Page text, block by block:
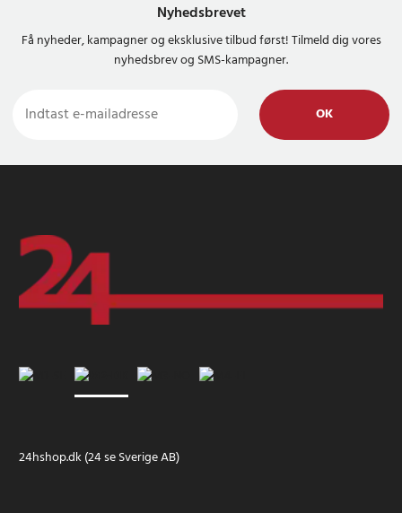
Nyhedsbrevet
Få nyheder, kampagner og eksklusive tilbud først! Tilmeld dig vores
nyhedsbrev og SMS-kampagner.
OK
24hshop.dk (24 se Sverige AB)